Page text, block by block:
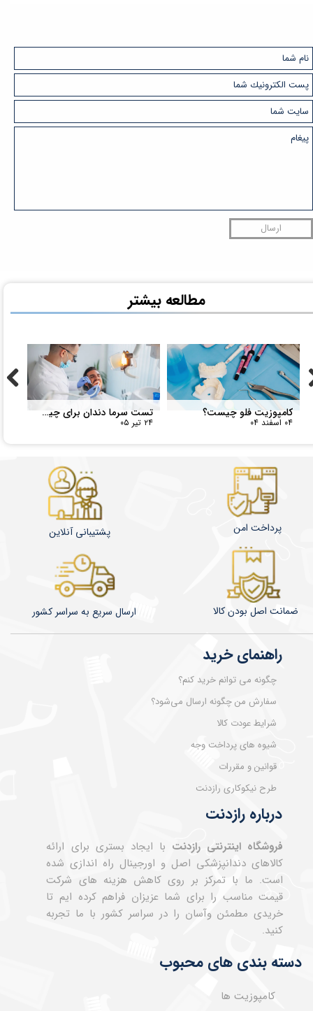
ارسال
تست سرما دندان برای چیست؟
۲۴ تیر ۰۵
کامپوزیت فلو چیست؟
۰۴ اسفند ۰۴
درباره رازدنت
فروشگاه اینترنتی رازدنت با ایجاد بستری برای ارائه
کالاهای دندانپزشکی اصل و اورجینال راه اندازی شده
است. ما با تمرکز بر روی کاهش هزینه های شرکت
قیمت مناسب را برای شما عزیزان فراهم کرده ایم تا
خریدی مطمئن وآسان را در سراسر کشور با ما تجربه
کنید.
راهنمای خرید
چگونه می توانم خرید کنم؟
سفارش من چگونه ارسال می‌شود؟
شرایط عودت کالا
شیوه های پرداخت وجه
قوانین و مقررات
طرح نیکوکاری رازدنت
دسته بندی های محبوب
کامپوزیت ها
​​​​ارسال سریع به سراسر کشور ضمانت اصل بودن کالا
پشتیبانی آنلاین پرداخت امن